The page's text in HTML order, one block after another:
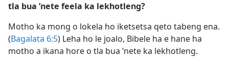
tla bua ’nete feela ka lekhotleng?
Motho ka mong o lokela ho iketsetsa qeto tabeng ena.
(Bagalata 6:5) Leha ho le joalo, Bibele ha e hane ha
motho a ikana hore o tla bua ’nete ka lekhotleng.